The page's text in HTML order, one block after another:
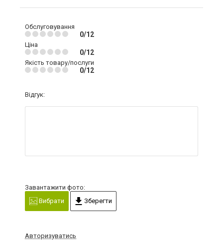
Обслуговування
0/12
Ціна
0/12
Якість товару/послуги
0/12
Відгук:
Завантажити фото:
Вибрати
Зберегти
Авторизуватись